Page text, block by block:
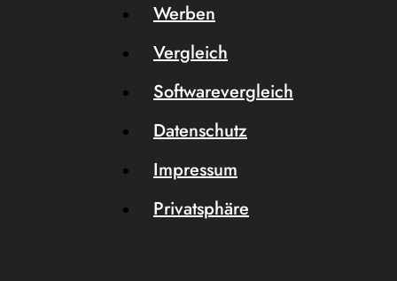
Werben
Vergleich
Softwarevergleich
Datenschutz
Impressum
Privatsphäre